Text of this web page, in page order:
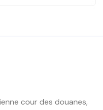
cour des douanes,